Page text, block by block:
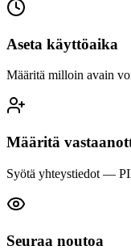
Aseta käyttöaika
Määritä milloin avain
Määritä
Syötä yhteystiedot —
Seuraa noutoa